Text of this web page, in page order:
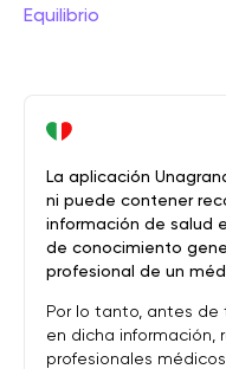
Equilibrio
La aplicación
ni puede contener
información de salud
de conocimiento
profesional de un
Por lo tanto, antes
en dicha información,
profesionales